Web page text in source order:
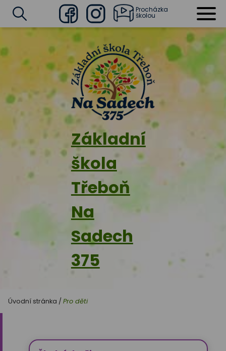
Základní
škola
Třeboň
Na
Sadech
375
FacebookInstagram
Procházka
školou
Úvodní stránka / Pro děti